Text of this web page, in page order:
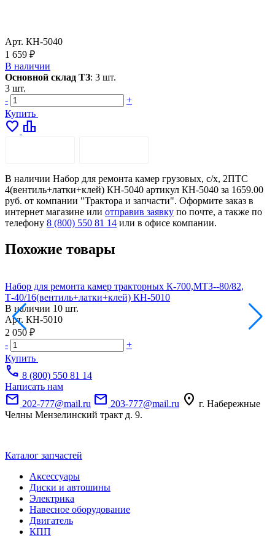
Арт. КН-5040
1 659 ₽
В наличии
Основной склад ТЗ: 3 шт.
3 шт.
-
+
Купить
favorite leaderboard
В наличии Набор для ремонта камер грузовых, с/х, 2ПТС
4(вентиль+латки+клей) КН-5040 артикул КН-5040 за 1659.00
руб. от компании "Трактора и запчасти". Оформите заказ в
интернет магазине или отправив заявку по почте, а также по
телефону 8 (800) 550 81 14 или в офисе компании.
Похожие товары
Набор для ремонта камер тракторных К-700,МТЗ--80/82,
Т-40/16(вентиль+латки+клей) КН-5010
В наличии 10 шт.
Арт. КН-5010
2 050 ₽
-
+
Купить
call 8 (800) 550 81 14
Написать нам
mail 202-777@mail.ru mail 203-777@mail.ru location_on г. Набережные
Челны Мензелинский тракт д. 9.
Каталог запчастей
Аксессуары
Диски и автошины
Электрика
Навесное оборудование
Двигатель
КПП